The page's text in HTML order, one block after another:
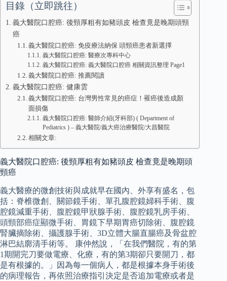
目錄（立即跳往）
義大醫院口腔癌: 後頸厚粗有如豬頭皮 檢查竟是晚期頭頸
癌
義大醫院口腔癌: 免疫療法納保 頭頸癌患者新選擇
義大醫院口腔癌: 醫療次專科中心
義大醫院口腔癌: 義大醫院口腔癌 相關資訊整理 Page1
義大醫院口腔癌: 推薦閱讀
義大醫院口腔癌: 健康雲
義大醫院口腔癌: 台灣男性常見的癌症！罹癌後造成顏
面損傷
義大醫院口腔癌: 醫師介紹(牙科部) ( Department of
Pediatrics ) – 義大醫院/義大癌治療醫院/大昌醫院
相關文章:
義大醫院口腔癌: 後頸厚粗有如豬頭皮 檢查竟是晚期頭
頸癌
義大醫療的微創技術與成就早在國內、外享有盛名，包
括：脊椎微創、關節鏡手術、單孔腹腔鏡婦科手術、腹
腔鏡減重手術、腹腔鏡甲狀腺手術、腹腔鏡乳房手術、
頭頸部癌症顯微手術、胃鏡下早期胃癌切除術、腹腔鏡
腎臟摘除術、攝護腺手術、3D立體大腸直腸癌及骨盆腔
淋巴結廓清手術等。 康仲然說，「在我們醫院，有的第
1期開完刀要做電療、化療，有的第3期卻只要開刀，都
是有根據的。」因為每一個病人，都是根據本身手術後
的病理報告，再依照治療指引決定是否追加電療或者是